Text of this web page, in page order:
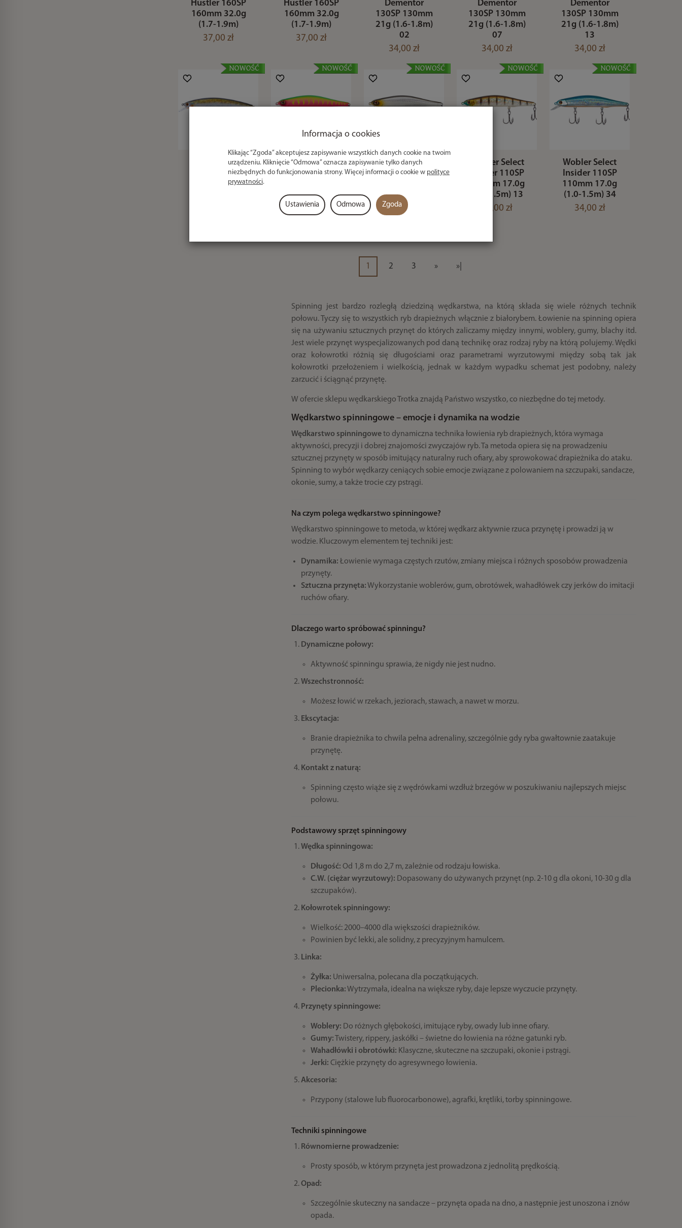
Hustler 160SP
160mm 32.0g
(1.7-1.9m)
37,00 zł
Hustler 160SP
160mm 32.0g
(1.7-1.9m)
37,00 zł
Dementor
130SP 130mm
21g (1.6-1.8m)
02
34,00 zł
Dementor
130SP 130mm
21g (1.6-1.8m)
07
34,00 zł
Dementor
130SP 130mm
21g (1.6-1.8m)
13
34,00 zł
Wobler Select
Dementor
130SP 130mm
Wobler Select
Insider 110SP
(1.0-1.5m) 04
34,00 zł
Wobler Select
Insider 110SP
(1.0-1.5m) 07
34,00 zł
Wobler Select
Insider 110SP
110mm 17.0g
(1.0-1.5m) 13
34,00 zł
Wobler Select
Insider 110SP
110mm 17.0g
(1.0-1.5m) 34
34,00 zł
1 2 3 » »|
Spinning jest bardzo rozległą dziedziną wędkarstwa, na którą składa się wiele różnych technik
połowu. Tyczy się to wszystkich ryb drapieżnych włącznie z białorybem. Łowienie na spinning opiera
się na używaniu sztucznych przynęt do których zaliczamy między innymi, woblery, gumy, blachy itd.
Jest wiele przynęt wyspecjalizowanych pod daną technikę oraz rodzaj ryby na którą polujemy. Wędki
oraz kołowrotki różnią się długościami oraz parametrami wyrzutowymi między sobą tak jak
kołowrotki przełożeniem i wielkością, jednak w każdym wypadku schemat jest podobny, należy
zarzucić i ściągnąć przynętę.
W ofercie sklepu wędkarskiego Trotka znajdą Państwo wszystko, co niezbędne do tej metody.
Wędkarstwo spinningowe – emocje i dynamika na wodzie
Wędkarstwo spinningoweto dynamiczna technika łowienia ryb drapieżnych, która wymaga
aktywności, precyzji i dobrej znajomości zwyczajów ryb. Ta metoda opiera się na prowadzeniu
sztucznej przynęty w sposób imitujący naturalny ruch ofiary, aby sprowokować drapieżnika do ataku.
Spinning to wybór wędkarzy ceniących sobie emocje związane z polowaniem na szczupaki, sandacze,
okonie, sumy, a także trocie czy pstrągi.
Na czym polega wędkarstwo spinningowe?
Wędkarstwo spinningowe to metoda, w której wędkarz aktywnie rzuca przynętę i prowadzi ją w
wodzie. Kluczowym elementem tej techniki jest:
Dynamika: Łowienie wymaga częstych rzutów, zmiany miejsca i różnych sposobów prowadzenia
przynęty.
Sztuczna przynęta:Wykorzystanie woblerów, gum, obrotówek, wahadłówek czy jerków do imitacji
ruchów ofiary.
Dlaczego warto spróbować spinningu?
Dynamiczne połowy:
Aktywność spinningu sprawia, że nigdy nie jest nudno.
Wszechstronność:
Możesz łowić w rzekach, jeziorach, stawach, a nawet w morzu.
Ekscytacja:
Branie drapieżnika to chwila pełna adrenaliny, szczególnie gdy ryba gwałtownie zaatakuje
przynętę.
Kontakt z naturą:
Spinning często wiąże się z wędrówkami wzdłuż brzegów w poszukiwaniu najlepszych miejsc
połowu.
Podstawowy sprzęt spinningowy
Wędka spinningowa:
Długość: Od 1,8 m do 2,7 m, zależnie od rodzaju łowiska.
C.W. (ciężar wyrzutowy): Dopasowany do używanych przynęt (np. 2-10 g dla okoni, 10-30 g dla
szczupaków).
Kołowrotek spinningowy:
Wielkość: 2000–4000 dla większości drapieżników.
Powinien być lekki, ale solidny, z precyzyjnym hamulcem.
Linka:
Żyłka: Uniwersalna, polecana dla początkujących.
Plecionka:Wytrzymała, idealna na większe ryby, daje lepsze wyczucie przynęty.
Przynęty spinningowe:
Woblery: Do różnych głębokości, imitujące ryby, owady lub inne ofiary.
Gumy: Twistery, rippery, jaskółki – świetne do łowienia na różne gatunki ryb.
Wahadłówki i obrotówki: Klasyczne, skuteczne na szczupaki, okonie i pstrągi.
Jerki: Ciężkie przynęty do agresywnego łowienia.
Akcesoria:
Przypony (stalowe lub fluorocarbonowe), agrafki, krętliki, torby spinningowe.
Techniki spinningowe
Równomierne prowadzenie:
Prosty sposób, w którym przynęta jest prowadzona z jednolitą prędkością.
Opad:
Szczególnie skuteczny na sandacze – przynęta opada na dno, a następnie jest unoszona i znów
opada.
Informacja o cookies
Klikając “Zgoda” akceptujesz zapisywanie wszystkich danych cookie na twoim
urządzeniu. Kliknięcie “Odmowa” oznacza zapisywanie tylko danych
niezbędnych do funkcjonowania strony. Więcej informacji o cookie w polityce
prywatności.
Ustawienia Odmowa Zgoda